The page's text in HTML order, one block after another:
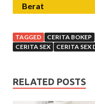
Berat
TAGGED CERITA BOKEP
CERITA SEX
CERITA SEX
RELATED POSTS